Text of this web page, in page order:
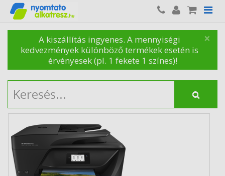
×
A kiszállítás ingyenes. A mennyiségi
kedvezmények különböző termékek esetén is
érvényesek (pl. 1 fekete 1 színes)!